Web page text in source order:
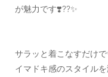
が魅力です❣️??✨
サラッと着こなすだけで
イマドキ感のスタイル